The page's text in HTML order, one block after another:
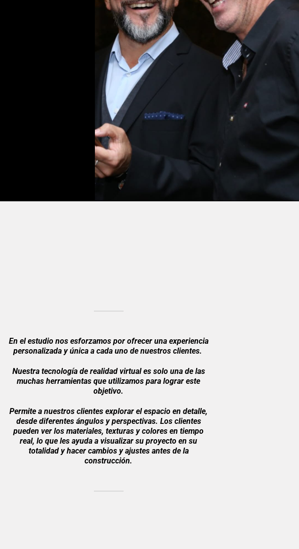
En el estudio nos esforzamos por ofrecer una experiencia
personalizada y única a cada uno de nuestros clientes.
Nuestra tecnología de realidad virtual es solo una de las
muchas herramientas que utilizamos para lograr este
objetivo.
Permite a nuestros clientes explorar el espacio en detalle,
desde diferentes ángulos y perspectivas. Los clientes
pueden ver los materiales, texturas y colores en tiempo
real, lo que les ayuda a visualizar su proyecto en su
totalidad y hacer cambios y ajustes antes de la
construcción.